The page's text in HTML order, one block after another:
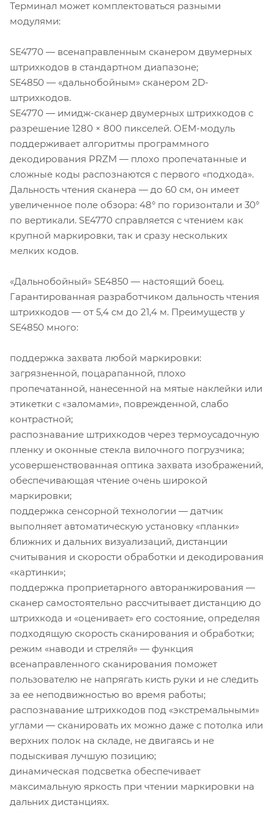
Терминал может комплектоваться разными
модулями:
SE4770 — всенаправленным сканером двумерных
штрихкодов в стандартном диапазоне;
SE4850 — «дальнобойным» сканером 2D-
штрихкодов.
SE4770 — имидж-сканер двумерных штрихкодов с
разрешение 1280 × 800 пикселей. OEM-модуль
поддерживает алгоритмы программного
декодирования PRZM — плохо пропечатанные и
сложные коды распознаются с первого «подхода».
Дальность чтения сканера — до 60 см, он имеет
увеличенное поле обзора: 48° по горизонтали и 30°
по вертикали. SE4770 справляется с чтением как
крупной маркировки, так и сразу нескольких
мелких кодов.
«Дальнобойный» SE4850 — настоящий боец.
Гарантированная разработчиком дальность чтения
штрихкодов — от 5,4 см до 21,4 м. Преимуществ у
SE4850 много:
поддержка захвата любой маркировки:
загрязненной, поцарапанной, плохо
пропечатанной, нанесенной на мятые наклейки или
этикетки с «заломами», поврежденной, слабо
контрастной;
распознавание штрихкодов через термоусадочную
пленку и оконные стекла вилочного погрузчика;
усовершенствованная оптика захвата изображений,
обеспечивающая чтение очень широкой
маркировки;
поддержка сенсорной технологии — датчик
выполняет автоматическую установку «планки»
ближних и дальних визуализаций, дистанции
считывания и скорости обработки и декодирования
«картинки»;
поддержка проприетарного авторанжирования —
сканер самостоятельно рассчитывает дистанцию до
штрихкода и «оценивает» его состояние, определяя
подходящую скорость сканирования и обработки;
режим «наводи и стреляй» — функция
всенаправленного сканирования поможет
пользователю не напрягать кисть руки и не следить
за ее неподвижностью во время работы;
распознавание штрихкодов под «экстремальными»
углами — сканировать их можно даже с потолка или
верхних полок на складе, не двигаясь и не
подыскивая лучшую позицию;
динамическая подсветка обеспечивает
максимальную яркость при чтении маркировки на
дальних дистанциях.